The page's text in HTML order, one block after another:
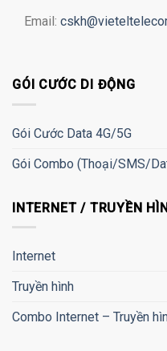
Email:
GÓI CƯỚC DI ĐỘNG
Gói Cước Data 4G/5G
Gói Combo (Thoại/SMS/
INTERNET / TRUYỀN
Internet
Truyền hình
Combo Internet – Truyền